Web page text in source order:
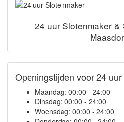
24 uur Slotenmaker &
Openingstijden voor 24
Maandag: 00:00 - 24:00
Dinsdag: 00:00 - 24:00
Woensdag: 00:00 - 24:00